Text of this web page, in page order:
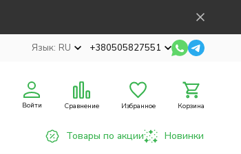
Язык: RU +380505827551
Войти Сравнение Избранное Корзина
Товары по акции Новинки